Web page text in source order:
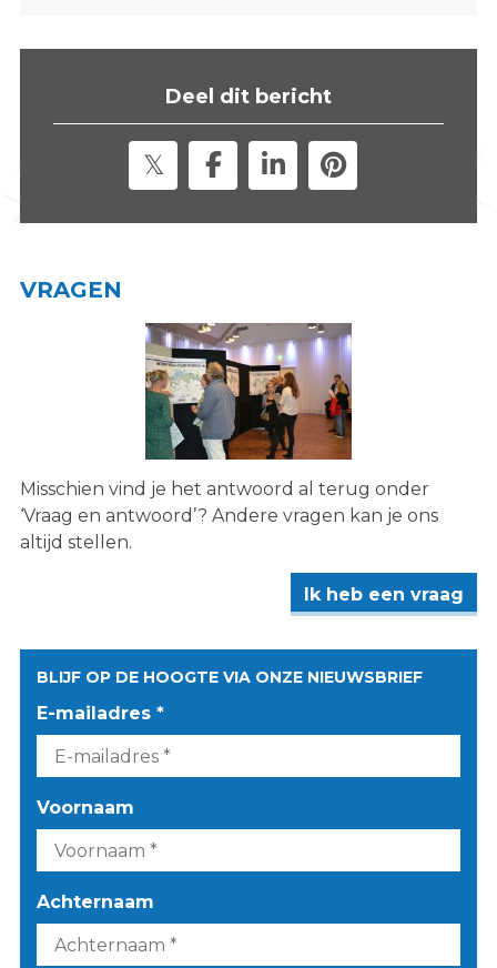
i
Deel dit bericht
VRAGEN
Misschien vind je het antwoord al terug onder
‘Vraag en antwoord’? Andere vragen kan je ons
altijd stellen.
Ik heb een vraag
BLIJF OP DE HOOGTE VIA ONZE NIEUWSBRIEF
E-mailadres *
Voornaam
Achternaam